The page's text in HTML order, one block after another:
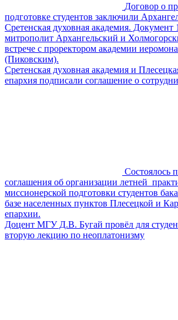
Договор о
подготовке студентов заключили
Сретенская духовная академия. Документ
митрополит Архангельский и
встрече с проректором академии
(Пиковским).
Сретенская духовная академия и
епархия подписали соглашение о
Состоялось
соглашения об организации летней
миссионерской подготовки студентов
базе населенных пунктов Плесецкой и
епархии.
Доцент МГУ Д.В. Бугай провёл для
вторую лекцию по неоплатонизму